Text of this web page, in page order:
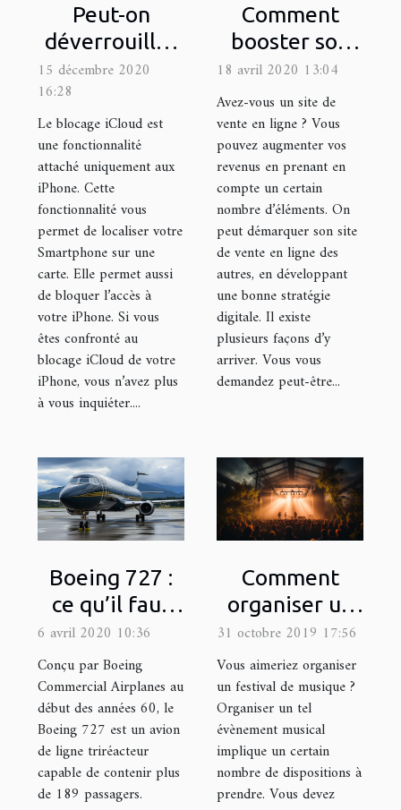
Peut-on
déverrouiller
un iPhone
bloqué icloud
?
15 décembre 2020
16:28
Le blocage iCloud est
une fonctionnalité
attaché uniquement aux
iPhone. Cette
fonctionnalité vous
permet de localiser votre
Smartphone sur une
carte. Elle permet aussi
de bloquer l’accès à
votre iPhone. Si vous
êtes confronté au
blocage iCloud de votre
iPhone, vous n’avez plus
à vous inquiéter....
Comment
booster son
site de vente
en ligne ?
18 avril 2020 13:04
Avez-vous un site de
vente en ligne ? Vous
pouvez augmenter vos
revenus en prenant en
compte un certain
nombre d’éléments. On
peut démarquer son site
de vente en ligne des
autres, en développant
une bonne stratégie
digitale. Il existe
plusieurs façons d’y
arriver. Vous vous
demandez peut-être...
Boeing 727 :
ce qu’il faut
savoir sur cet
avion
6 avril 2020 10:36
Conçu par Boeing
Commercial Airplanes au
début des années 60, le
Boeing 727 est un avion
de ligne triréacteur
capable de contenir plus
de 189 passagers.
Comment
organiser un
festival de
musique ?
31 octobre 2019 17:56
Vous aimeriez organiser
un festival de musique ?
Organiser un tel
évènement musical
implique un certain
nombre de dispositions à
prendre. Vous devez